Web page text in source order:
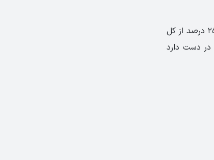
برای پاسخ دادن به سوالات این بخش، شما ۲۵ دقیقه زمان دارید. نمره این بخش از آزمون ۲۵ درصد از کل
دست دارد